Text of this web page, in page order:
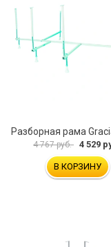
4 767 руб. 4 529
В КОРЗИНУ